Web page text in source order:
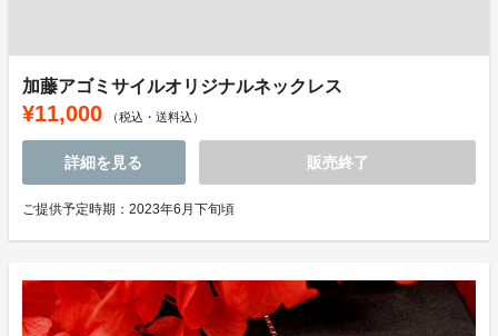
加藤アゴミサイルオリジナルネックレス
¥11,000 （税込・送料込）
詳細を見る 販売終了
ご提供予定時期：2023年6月下旬頃